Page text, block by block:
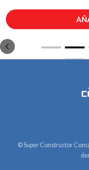
© Super Constructor